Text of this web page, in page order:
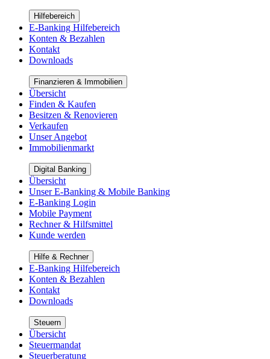
Hilfebereich
E-Banking Hilfebereich
Konten & Bezahlen
Kontakt
Downloads
Finanzieren & Immobilien
Übersicht
Finden & Kaufen
Besitzen & Renovieren
Verkaufen
Unser Angebot
Immobilienmarkt
Digital Banking
Übersicht
Unser E-Banking & Mobile Banking
E-Banking Login
Mobile Payment
Rechner & Hilfsmittel
Kunde werden
Hilfe & Rechner
E-Banking Hilfebereich
Konten & Bezahlen
Kontakt
Downloads
Steuern
Übersicht
Steuermandat
Steuerberatung